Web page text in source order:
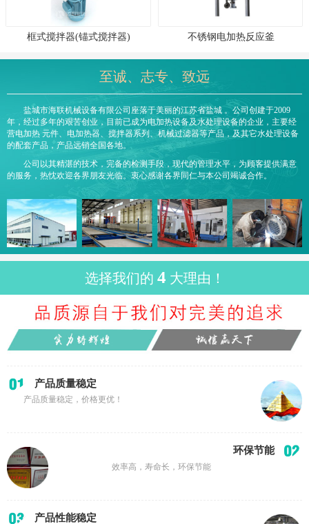
框式搅拌器(锚式搅拌器) 不锈钢电加热反应釜
至诚、志专、致远
盐城市海联机械设备有限公司座落于美丽的江苏省盐城 。公司创建于2009
年，经过多年的艰苦创业，目前已成为电加热设备及水处理设备的企业，主要经
营电加热 元件、电加热器、搅拌器系列、机械过滤器等产品，及其它水处理设备
的配套产品，产品远销全国各地。
公司以其精湛的技术，完备的检测手段，现代的管理水平，为顾客提供满意
的服务，热忱欢迎各界朋友光临。衷心感谢各界同仁与本公司竭诚合作。
选择我们的 4 大理由！
产品质量稳定
产品质量稳定，价格更优！
环保节能
效率高，寿命长，环保节能
产品性能稳定